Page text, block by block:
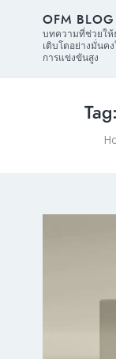
OFM BLOG
บทความที่ช่วยใ
เติบโตอย่างมั่นค
การแข่งขันสูง